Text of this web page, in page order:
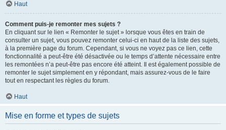
Haut
Comment puis-je remonter mes sujets ?
En cliquant sur le lien « Remonter le sujet » lorsque vous êtes en train de
consulter un sujet, vous pouvez remonter celui-ci en haut de la liste des sujets,
à la première page du forum. Cependant, si vous ne voyez pas ce lien, cette
fonctionnalité a peut-être été désactivée ou le temps d’attente nécessaire entre
les remontées n’a peut-être pas encore été atteint. Il est également possible de
remonter le sujet simplement en y répondant, mais assurez-vous de le faire
tout en respectant les règles du forum.
Haut
Mise en forme et types de sujets